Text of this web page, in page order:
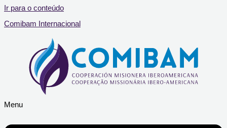
Ir para o conteúdo
Comibam Internacional
Menu